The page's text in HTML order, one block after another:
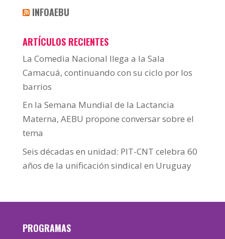
INFOAEBU
ARTÍCULOS RECIENTES
La Comedia Nacional llega a la Sala
Camacuá, continuando con su ciclo por los
barrios
En la Semana Mundial de la Lactancia
Materna, AEBU propone conversar sobre el
tema
Seis décadas en unidad: PIT-CNT celebra 60
años de la unificación sindical en Uruguay
PROGRAMAS